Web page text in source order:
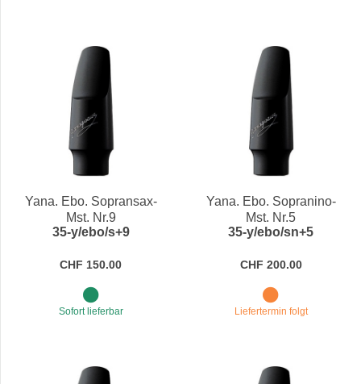
Yana. Ebo. Sopransax-
Mst. Nr.9
35-y/ebo/s+9
CHF 150.00
Sofort lieferbar
Yana. Ebo. Sopranino-
Mst. Nr.5
35-y/ebo/sn+5
CHF 200.00
Liefertermin folgt